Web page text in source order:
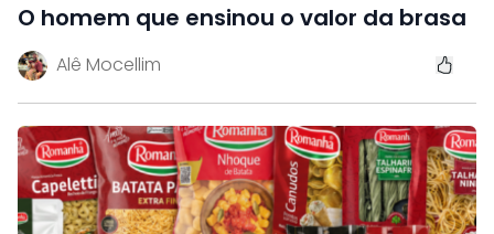
O homem que ensinou o valor da brasa
Alê Mocellim